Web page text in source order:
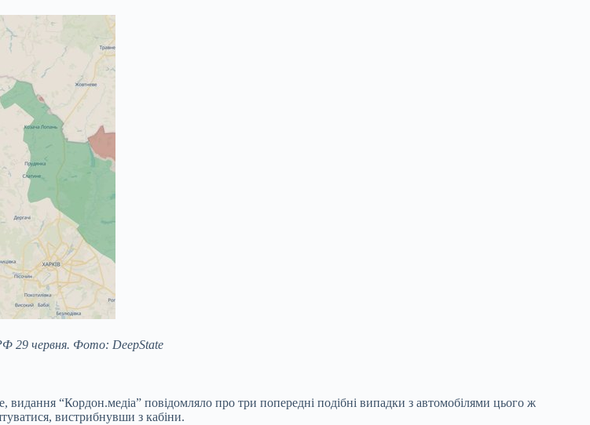
29 червня. Фото: DeepState
видання “Кордон.медіа” повідомляло про три попередні подібні випадки з автомобілями цього ж
вистрибнувши з кабіни.